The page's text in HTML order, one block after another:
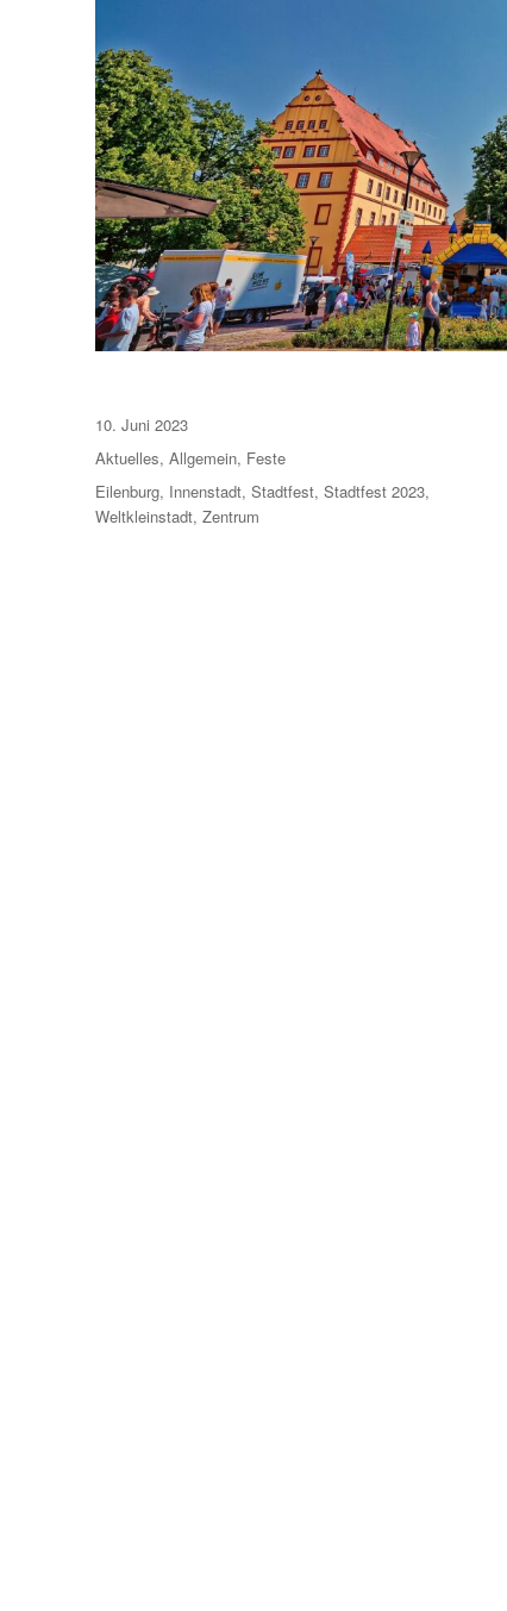
Veröffentlicht
am
10. Juni 2023
Kategorien
Aktuelles,Allgemein, Feste
Schlagwörter
Eilenburg, Innenstadt,Stadtfest,Stadtfest 2023,
Weltkleinstadt,Zentrum